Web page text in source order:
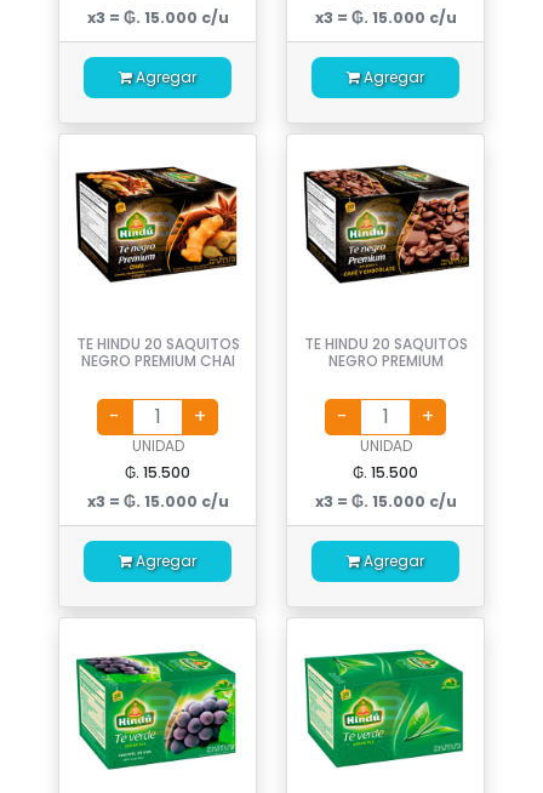
x3 = ₲. 15.000 c/u
Agregar
x3 = ₲. 15.000 c/u
Agregar
TE HINDU 20 SAQUITOS
NEGRO PREMIUM CHAI
UNIDAD
₲. 15.500
x3 = ₲. 15.000 c/u
Agregar
TE HINDU 20 SAQUITOS
NEGRO PREMIUM
UNIDAD
₲. 15.500
x3 = ₲. 15.000 c/u
Agregar